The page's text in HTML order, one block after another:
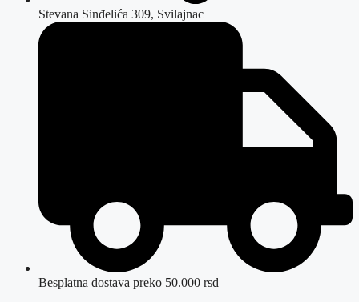
Stevana Sinđelića 309, Svilajnac
Besplatna dostava preko 50.000 rsd